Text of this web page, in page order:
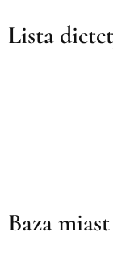
Lista
Baza miast